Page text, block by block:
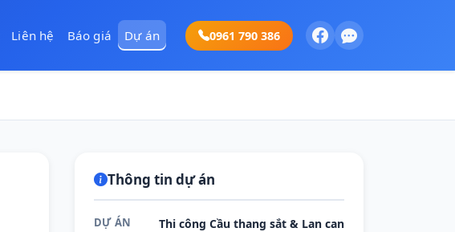
Liên hệ Báo giá Dự án 0961 790 386
Thông tin dự án
DỰ ÁN
Thi công Cầu thang sắt & Lan can